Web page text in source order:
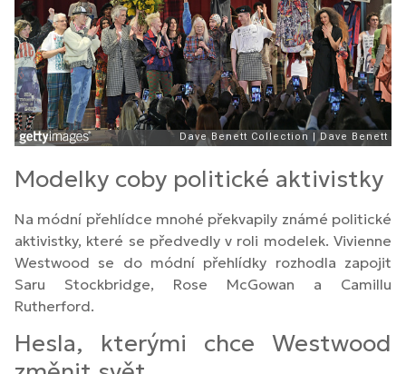
Modelky coby politické aktivistky
Na módní přehlídce mnohé překvapily známé politické
aktivistky, které se předvedly v roli modelek. Vivienne
Westwood se do módní přehlídky rozhodla zapojit
Saru Stockbridge, Rose McGowan a Camillu
Rutherford.
Hesla, kterými chce Westwood